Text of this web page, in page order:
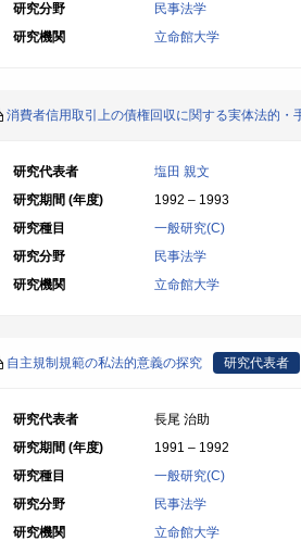
研究分野
民事法学
研究機関
立命館大学
消費者信用取引上の債権回収に関する実体法的・
研究代表者
塩田 親文
研究期間 (年度)
1992 – 1993
研究種目
一般研究(C)
研究分野
民事法学
研究機関
立命館大学
自主規制規範の私法的意義の探究 研究代表者
研究代表者
長尾 治助
研究期間 (年度)
1991 – 1992
研究種目
一般研究(C)
研究分野
民事法学
研究機関
立命館大学